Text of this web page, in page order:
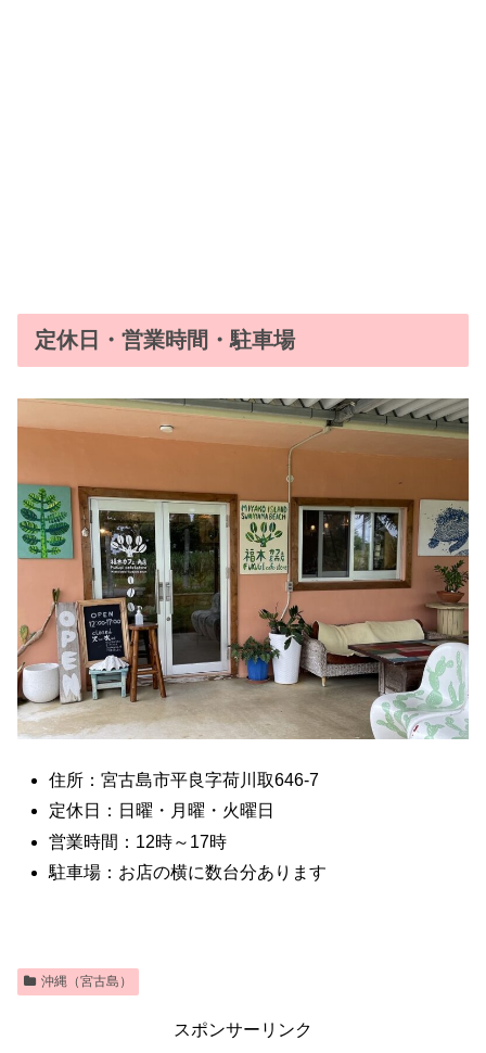
定休日・営業時間・駐車場
住所：宮古島市平良字荷川取646-7
定休日：日曜・月曜・火曜日
営業時間：12時～17時
駐車場：お店の横に数台分あります
沖縄（宮古島）
スポンサーリンク